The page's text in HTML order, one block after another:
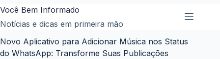
Pular
para
conteúdo
Você Bem Informado
Notícias e dicas em primeira mão
Novo Aplicativo para Adicionar Música nos Status
do WhatsApp: Transforme Suas Publicações